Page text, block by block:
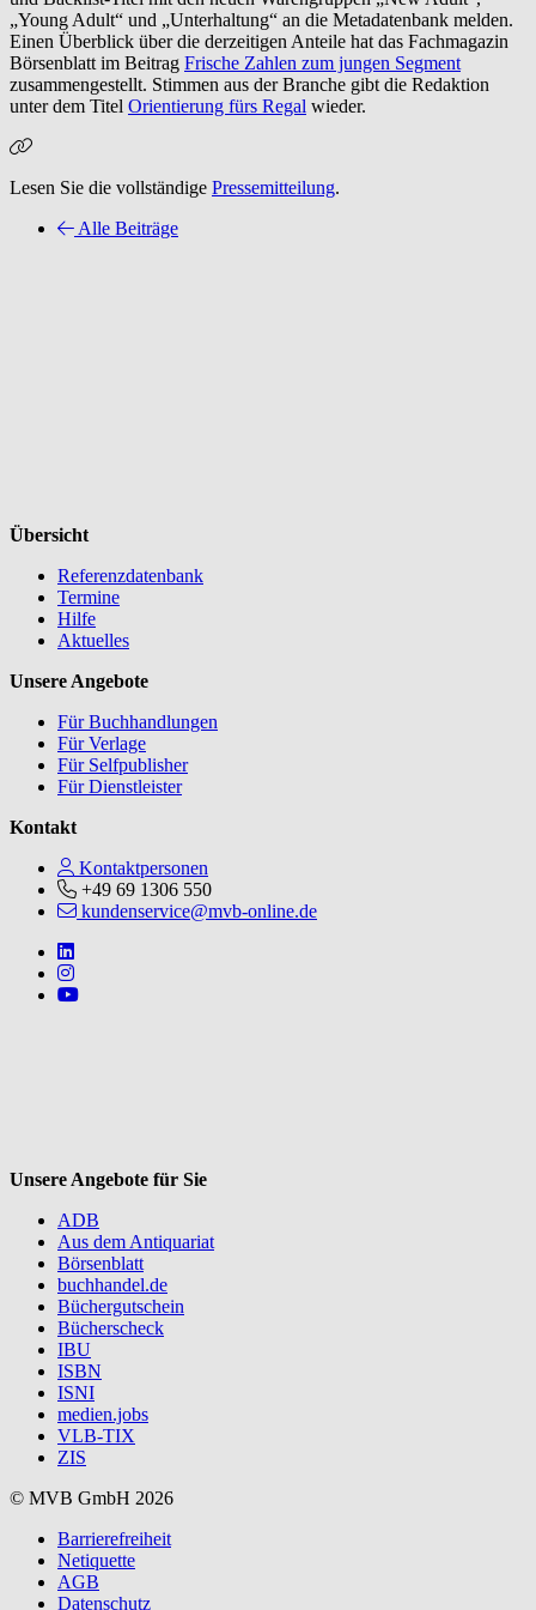
„Young Adult“ und „Unterhaltung“ an die Metadatenbank melden.
Einen Überblick über die derzeitigen Anteile hat das Fachmagazin
Börsenblatt im Beitrag Frische Zahlen zum jungen Segment
zusammengestellt. Stimmen aus der Branche gibt die Redaktion
unter dem Titel Orientierung fürs Regal wieder.
Lesen Sie die vollständige Pressemitteilung.
Alle Beiträge
Übersicht
Referenzdatenbank
Termine
Hilfe
Aktuelles
Unsere Angebote
Für Buchhandlungen
Für Verlage
Für Selfpublisher
Für Dienstleister
Kontakt
Kontaktpersonen
+49 69 1306 550
kundenservice@mvb-online.de
Follow us on https://www.linkedin.com/company/mvbbooks
Follow us on https://www.instagram.com/lifeatmvb/
Follow us on https://www.youtube.com/@mvbbooks
Unsere Angebote für Sie
ADB
Aus dem Antiquariat
Börsenblatt
buchhandel.de
Büchergutschein
Bücherscheck
IBU
ISBN
ISNI
medien.jobs
VLB-TIX
ZIS
© MVB GmbH 2026
Barrierefreiheit
Netiquette
AGB
Datenschutz